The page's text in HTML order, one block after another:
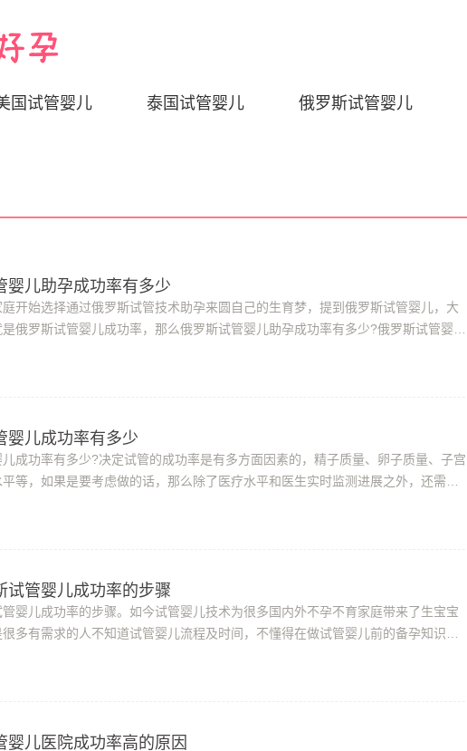
国试管婴儿 泰国试管婴儿 俄罗斯试管婴儿
婴儿助孕成功率有多少
开始选择通过俄罗斯试管技术助孕来圆自己的生育梦，提到俄罗斯试管婴儿，大
俄罗斯试管婴儿成功率，那么俄罗斯试管婴儿助孕成功率有多少?俄罗斯试管婴儿
婴儿成功率有多少
成功率有多少?决定试管的成功率是有多方面因素的，精子质量、卵子质量、子宫
等，如果是要考虑做的话，那么除了医疗水平和医生实时监测进展之外，还需要
试管婴儿成功率的步骤
婴儿成功率的步骤。如今试管婴儿技术为很多国内外不孕不育家庭带来了生宝宝
多有需求的人不知道试管婴儿流程及时间，不懂得在做试管婴儿前的备孕知识，
婴儿医院成功率高的原因